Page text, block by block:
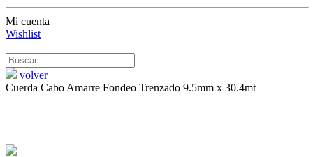
Mi cuenta
Wishlist
volver
Cuerda Cabo Amarre Fondeo Trenzado 9.5mm x 30.4mt